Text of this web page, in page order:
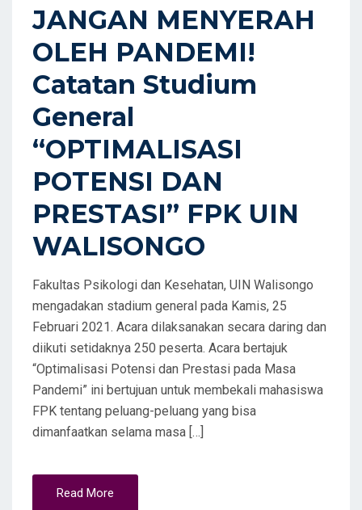
O
JANGAN MENYERAH
OLEH PANDEMI!
Catatan Studium
General
“OPTIMALISASI
POTENSI DAN
PRESTASI” FPK UIN
WALISONGO
Fakultas Psikologi dan Kesehatan, UIN Walisongo
mengadakan stadium general pada Kamis, 25
Februari 2021. Acara dilaksanakan secara daring dan
diikuti setidaknya 250 peserta. Acara bertajuk
“Optimalisasi Potensi dan Prestasi pada Masa
Pandemi” ini bertujuan untuk membekali mahasiswa
FPK tentang peluang-peluang yang bisa
dimanfaatkan selama masa […]
Read More